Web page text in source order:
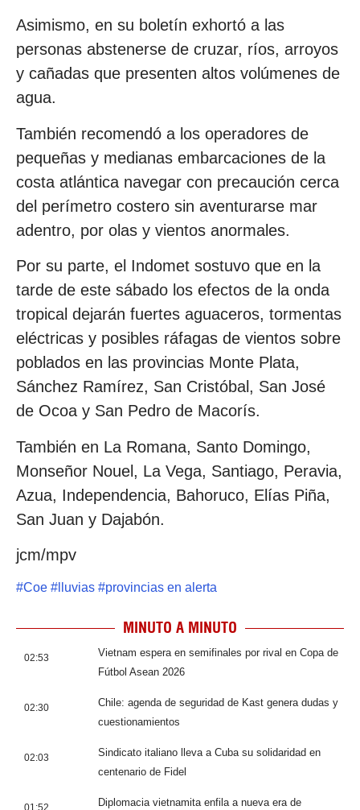
Asimismo, en su boletín exhortó a las
personas abstenerse de cruzar, ríos, arroyos
y cañadas que presenten altos volúmenes de
agua.
También recomendó a los operadores de
pequeñas y medianas embarcaciones de la
costa atlántica navegar con precaución cerca
del perímetro costero sin aventurarse mar
adentro, por olas y vientos anormales.
Por su parte, el Indomet sostuvo que en la
tarde de este sábado los efectos de la onda
tropical dejarán fuertes aguaceros, tormentas
eléctricas y posibles ráfagas de vientos sobre
poblados en las provincias Monte Plata,
Sánchez Ramírez, San Cristóbal, San José
de Ocoa y San Pedro de Macorís.
También en La Romana, Santo Domingo,
Monseñor Nouel, La Vega, Santiago, Peravia,
Azua, Independencia, Bahoruco, Elías Piña,
San Juan y Dajabón.
jcm/mpv
#Coe # lluvias #provincias en alerta
MINUTO A MINUTO
02:53
Vietnam espera en semifinales por rival en Copa de
Fútbol Asean 2026
02:30
Chile: agenda de seguridad de Kast genera dudas y
cuestionamientos
02:03
Sindicato italiano lleva a Cuba su solidaridad en
centenario de Fidel
Diplomacia vietnamita enfila a nueva era de